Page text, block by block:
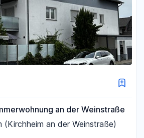
- m²
Filter für Fläche zurücksetzen
an der Weinstraße
(Kirchheim an der Weinstraße)